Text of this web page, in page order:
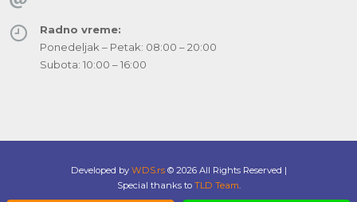
Radno vreme:
Ponedeljak – Petak: 08:00 – 20:00
Subota: 10:00 – 16:00
Developed by WDS.rs© 2026 All Rights Reserved |
Special thanks to TLD Team.